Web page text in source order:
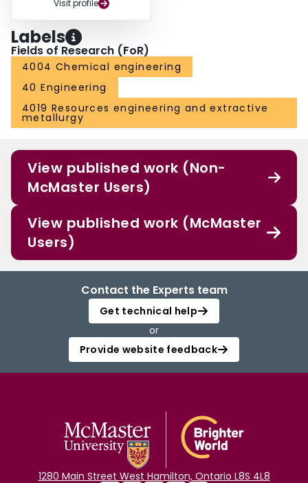
Visit profile
Labels
Fields of Research (FoR)
4004 Chemical engineering
40 Engineering
4019 Resources engineering and extractive
metallurgy
View published work (Non-
McMaster Users)
View published work (McMaster
Users)
Contact the Experts team
Get technical help
or
Provide website feedback
1280 Main Street West Hamilton, Ontario L8S 4L8